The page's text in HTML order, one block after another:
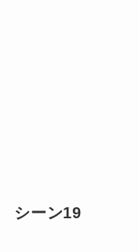
シーン19